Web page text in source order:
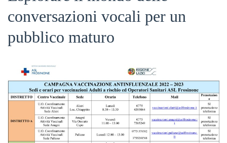
International
Luxury
Lifestyle
Travel
Duane
has
circumnavigated
conversazioni vocali per un
pubblico maturo